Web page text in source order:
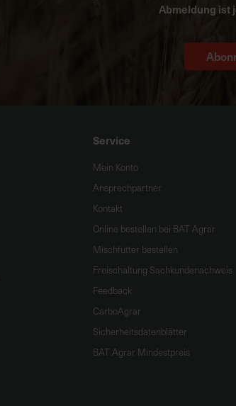
Abmeldung ist
Service
Mein Konto
Ansprechpartner
Kontakt
Online bestellen bei BAT Agrar
Mischfutter bestellen
Freischaltung Sachkundenachweis
Feedback
CarboAgrar
Sicherheitsdatenblätter
BAT Agrar Mindestpreis